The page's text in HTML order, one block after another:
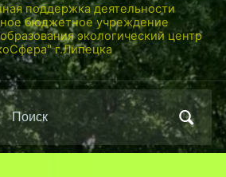
поддержка деятельности
бюджетное учреждение
экологический центр
г.Липецка